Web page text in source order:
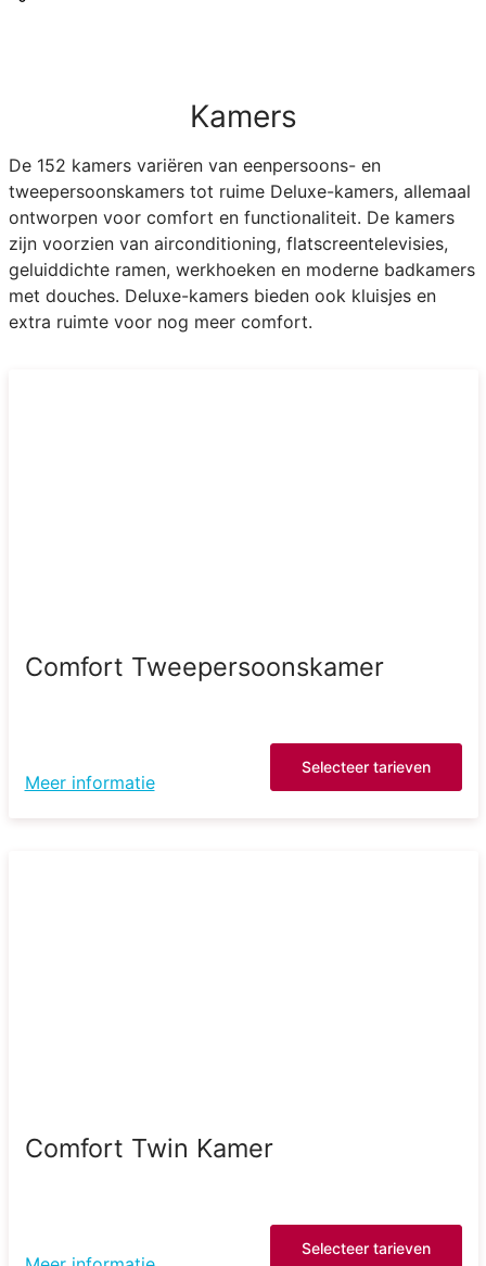
Kamers
De 152 kamers variëren van eenpersoons- en
tweepersoonskamers tot ruime Deluxe-kamers, allemaal
ontworpen voor comfort en functionaliteit. De kamers
zijn voorzien van airconditioning, flatscreentelevisies,
geluiddichte ramen, werkhoeken en moderne badkamers
met douches. Deluxe-kamers bieden ook kluisjes en
extra ruimte voor nog meer comfort.
Comfort Tweepersoonskamer
Meer informatie
Selecteer tarieven
Comfort Twin Kamer
Selecteer tarieven